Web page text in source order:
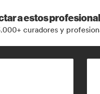
a estos
curadores y